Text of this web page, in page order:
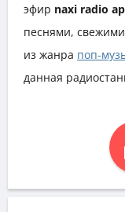
эфир naxi radio
песнями,
из жанра поп-
данная